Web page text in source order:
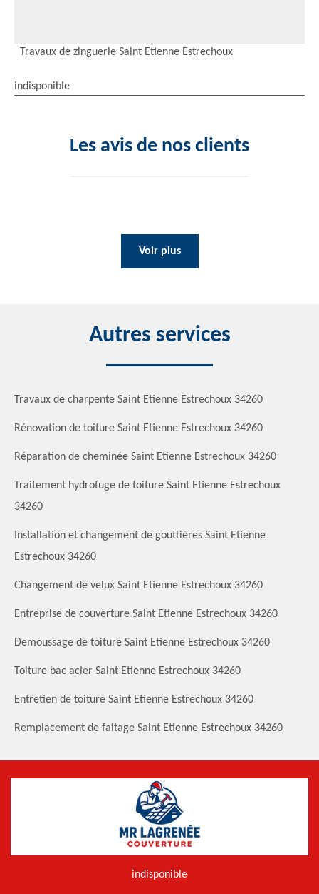
Travaux de zinguerie Saint Etienne Estrechoux
indisponible
Les avis de nos clients
Voir plus
Autres services
Travaux de charpente Saint Etienne Estrechoux 34260
Rénovation de toiture Saint Etienne Estrechoux 34260
Réparation de cheminée Saint Etienne Estrechoux 34260
Traitement hydrofuge de toiture Saint Etienne Estrechoux
34260
Installation et changement de gouttières Saint Etienne
Estrechoux 34260
Changement de velux Saint Etienne Estrechoux 34260
Entreprise de couverture Saint Etienne Estrechoux 34260
Demoussage de toiture Saint Etienne Estrechoux 34260
Toiture bac acier Saint Etienne Estrechoux 34260
Entretien de toiture Saint Etienne Estrechoux 34260
Remplacement de faitage Saint Etienne Estrechoux 34260
indisponible